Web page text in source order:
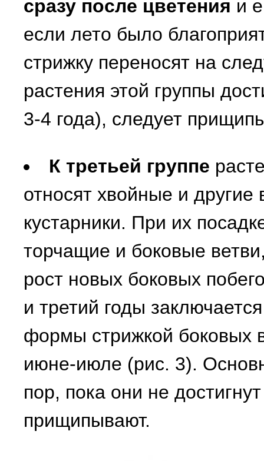
сразу после цветения и
если лето было
стрижку переносят на
растения этой группы
3-4 года), следует
К третьей группе
относят хвойные и
кустарники. При их
торчащие и боковые
рост новых боковых
и третий годы
формы стрижкой боковых
июне-июле (рис. 3).
пор, пока они не
прищипывают.